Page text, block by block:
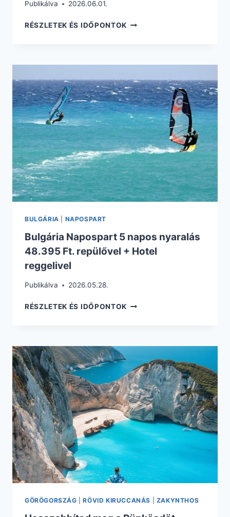
Publikálva 2026.06.01.
RÉSZLETEK ÉS IDŐPONTOK 89.780
NYARALÁS
REPÜLŐJEGY
+
SZÁLLÁS
BULGÁRIA NAPOSPART
Bulgária Napospart 5 napos nyaralás
48.395 Ft. repülővel + Hotel
reggelivel
Publikálva 2026.05.28.
RÉSZLETEK ÉS IDŐPONTOK BULGÁRIA
NYARALÁS
48.395
FT.
REPÜLŐVEL
+
HOTEL
REGGELIVEL
GÖRÖGORSZÁG |RÖVID KIRUCCANÁS ZAKYNTHOS